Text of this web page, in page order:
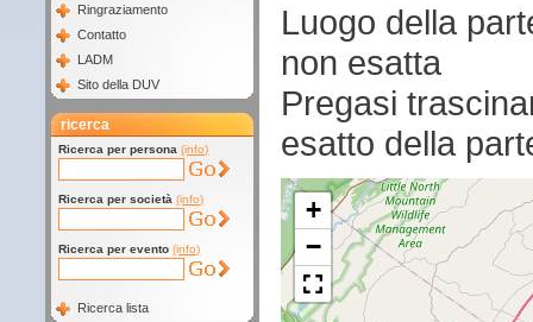
Ringraziamento
Contatto
LADM
Sito della DUV
ricerca
Ricerca per persona (info)
Ricerca per società (info)
Ricerca per evento (info)
Ricerca lista
Luogo della
non esatta
Pregasi
esatto della
+
−